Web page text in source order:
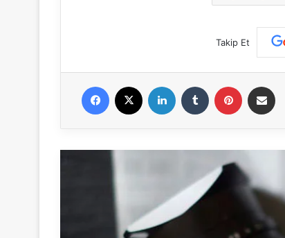
Takip Et
Facebook LinkedIn Tumblr Pinterest